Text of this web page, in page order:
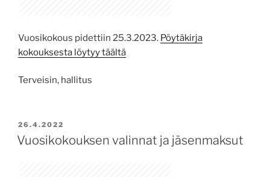
Vuosikokous pidettiin 25.3.2023. Pöytäkirja
kokouksesta löytyy täältä
Terveisin, hallitus
POSTED
ON
26.4.2022
Vuosikokouksen valinnat ja jäsenmaksut